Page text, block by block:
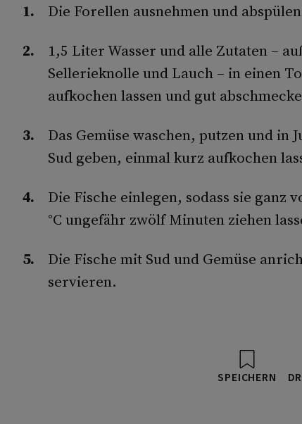
Die Forellen ausnehmen und
1,5 Liter Wasser und alle Zutaten –
Sellerieknolle und Lauch – in einen
aufkochen lassen und gut
Das Gemüse waschen, putzen und in
Sud geben, einmal kurz aufkochen
Die Fische einlegen, sodass sie ganz
°C ungefähr zwölf Minuten ziehen
Die Fische mit Sud und Gemüse
servieren.
SPEICHERN